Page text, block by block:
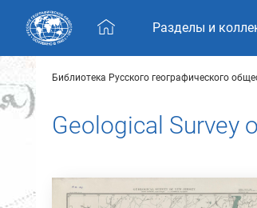
Skip navigation
Разделы и
Библиотека Русского географического
Geological Survey